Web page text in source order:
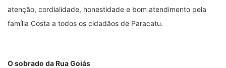
atenção, cordialidade, honestidade e bom atendimento pela
família Costa a todos os cidadãos de Paracatu.
O sobrado da Rua Goiás